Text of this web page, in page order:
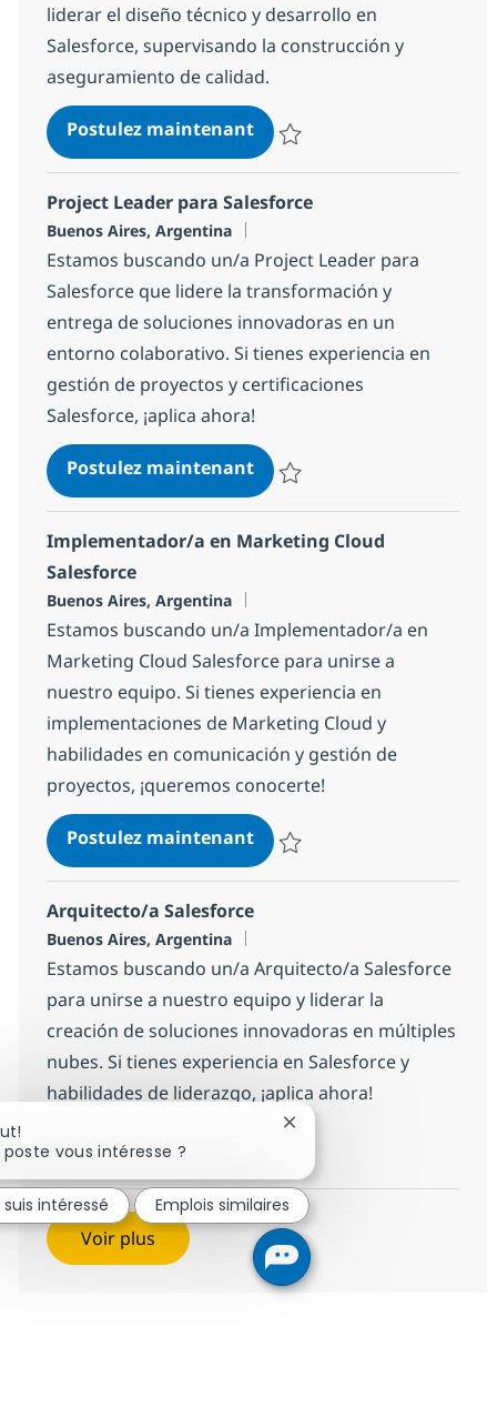
liderar el diseño técnico y desarrollo en
Salesforce, supervisando la construcción y
aseguramiento de calidad.
Postulez maintenantDesarrollador/a Salesfoce
Project Leader para Salesforce
Localisation
Buenos Aires, Argentina
Estamos buscando un/a Project Leader para
Salesforce que lidere la transformación y
entrega de soluciones innovadoras en un
entorno colaborativo. Si tienes experiencia en
gestión de proyectos y certificaciones
Salesforce, ¡aplica ahora!
Postulez maintenantProject Leader para
Implementador/a en Marketing Cloud
Salesforce
Localisation
Buenos Aires, Argentina
Estamos buscando un/a Implementador/a en
Marketing Cloud Salesforce para unirse a
nuestro equipo. Si tienes experiencia en
implementaciones de Marketing Cloud y
habilidades en comunicación y gestión de
proyectos, ¡queremos conocerte!
Postulez maintenantImplementador/a en
Arquitecto/a Salesforce
Localisation
Buenos Aires, Argentina
Estamos buscando un/a Arquitecto/a Salesforce
para unirse a nuestro equipo y liderar la
creación de soluciones innovadoras en múltiples
nubes. Si tienes experiencia en Salesforce y
habilidades de liderazgo, ¡aplica ahora!
Postulez maintenant
Sauvegarder Arquitecto/a
Voir plus
poste vous intéresse ?
Fermer la notification du
suis intéressé Emplois similaires